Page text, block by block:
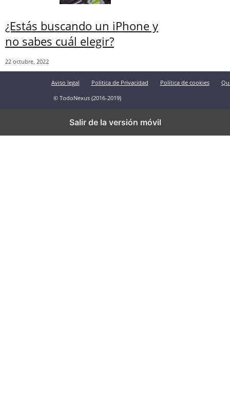
¿Estás buscando un iPhone y
no sabes cuál elegir?
22 octubre, 2022
Aviso legal Politica de Privacidad Política de cookies
© TodoNexus (2016-2019)
Salir de la versión móvil